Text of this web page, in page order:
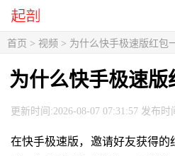
首页 > 视频 > 为什么快手极速版红包
为什么快手极速
更新时间:2026-08-07 07:31:57 发布
在快手极速版，邀请好友获得的